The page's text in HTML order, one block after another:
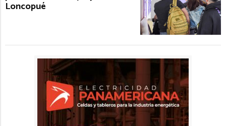
Loncopué